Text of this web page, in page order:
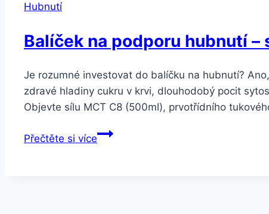
Hubnutí
Balíček na podporu hubnutí –
Je rozumné investovat do balíčku na hubnutí?
zdravé hladiny cukru v krvi, dlouhodobý pocit
Objevte sílu MCT C8 (500ml), prvotřídního
Přečtěte si víceBalíček